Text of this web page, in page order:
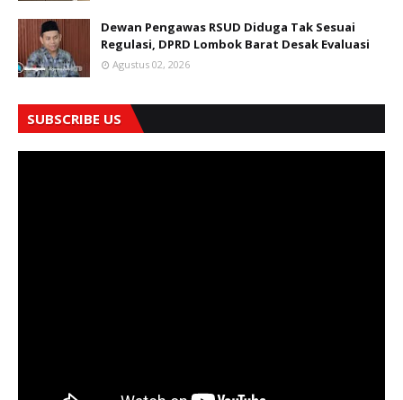
Dewan Pengawas RSUD Diduga Tak Sesuai
Regulasi, DPRD Lombok Barat Desak Evaluasi
Agustus 02, 2026
SUBSCRIBE US